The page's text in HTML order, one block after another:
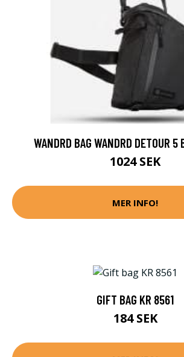
WANDRD BAG WANDRD DETOUR 5
1024 SEK
MER INFO!
GIFT BAG KR 8561
184 SEK